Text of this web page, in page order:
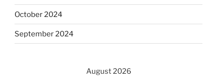
October 2024
September 2024
August 2026